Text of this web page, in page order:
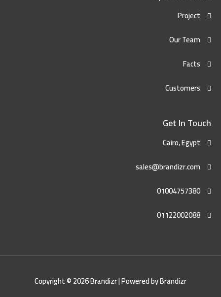
Project
Our Team
Facts
Customers
Get In Touch
Cairo, Egypt
sales@brandizr.com
01004757380
01122002088
Copyright © 2026 Brandizr | Powered by Brandizr